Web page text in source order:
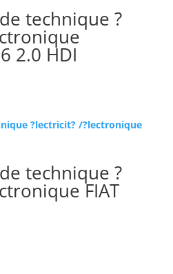
technique ?
2.0 HDI
technique ?
FIAT